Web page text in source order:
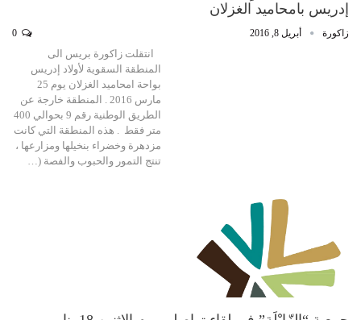
إدريس بامحاميد الغزلان
زاكورة أبريل 8, 2016
انتقلت زاكورة بريس الى
المنطقة السقوية لأولاد إدريس
بواحة امحاميد الغزلان يوم 25
مارس 2016 . المنطقة خارجة عن
الطريق الوطنية رقم 9 بحوالي 400
متر فقط . هذه المنطقة التي كانت
مزدهرة وخضراء بنخيلها ومزارعها ،
تنتج التمور والحبوب والفصة (…